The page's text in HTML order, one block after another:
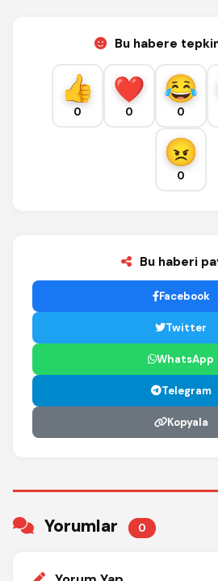
Bu habere
0 0 0
0
Bu haberi
Facebook
Twitter
WhatsApp
Telegram
Kopyala
Yorumlar 0